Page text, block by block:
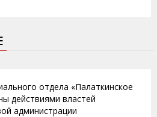
отдела «Палаткинское
действиями властей
администрации